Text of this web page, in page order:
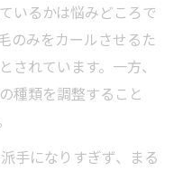
いるかは悩みどころで
のみをカールさせるた
れています。一方、
種類を調整すること
手になりすぎず、まる